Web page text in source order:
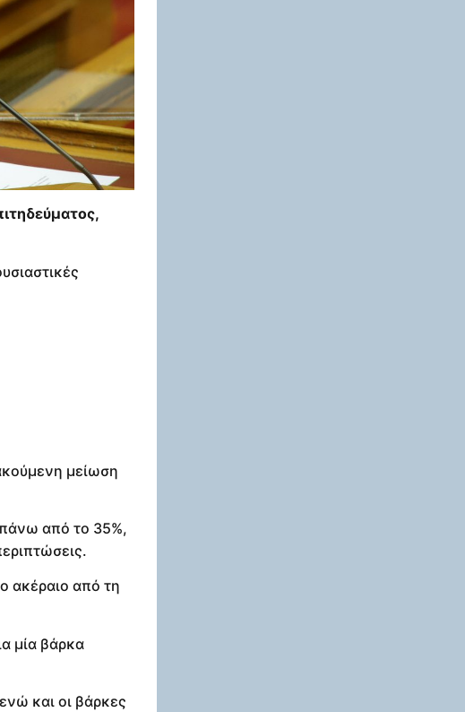
μείωση
πάνω από το 35%,
ακέραιο από τη
μία βάρκα
και οι βάρκες